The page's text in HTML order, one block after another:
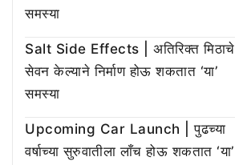
समस्या
Salt Side Effects | अतिरिक्त मिठाचे
सेवन केल्याने निर्माण होऊ शकतात ‘या’
समस्या
Upcoming Car Launch | पुढच्या
वर्षाच्या सुरुवातीला लाँच होऊ शकतात ‘या’